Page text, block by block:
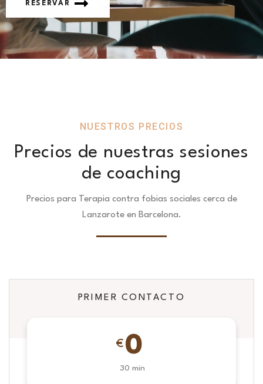
RESERVAR
NUESTROS PRECIOS
Precios de nuestras sesiones
de coaching
Precios para Terapia contra fobias sociales cerca de
Lanzarote en Barcelona.
PRIMER CONTACTO
€ 0
30 min